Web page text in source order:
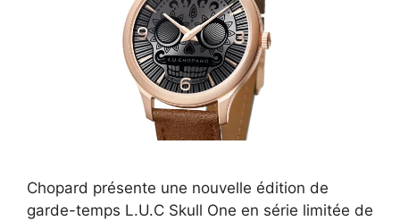
Chopard présente une nouvelle édition de
garde-temps L.U.C Skull One en série limitée de